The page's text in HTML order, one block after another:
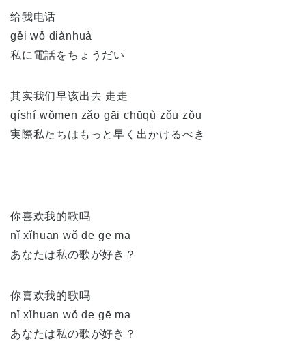
给我电话
gěi wǒ diànhuà
私に電話をちょうだい
其实我们早该出去 走走
qíshí wǒmen zǎo gāi chūqù zǒu zǒu
実際私たちはもっと早く出かけるべき
你喜欢我的歌吗
nǐ xǐhuan wǒ de gē ma
あなたは私の歌が好き？
你喜欢我的歌吗
nǐ xǐhuan wǒ de gē ma
あなたは私の歌が好き？